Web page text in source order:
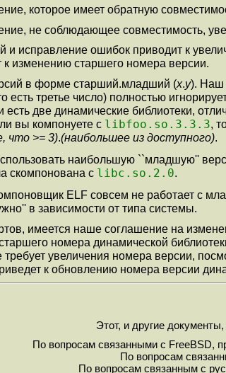
которое имеет обратную
не соблюдающее совместимость,
и исправление ошибок приводит к
изменению старшего номера версии.
в форме старший.младший (x.y). Наш
есть третье число) полностью
есть две динамические библиотеки,
вы компонуете с libfoo.so.3.3.3,
что >= 3).(наибольшее из доступного).
наибольшую ``младшую''
скомпонована с libc.so.2.0.
ELF совсем не работает с
в зависимости от типа системы.
имеется наше соглашение на
номера динамической
требует увеличения номера версии,
к обновлению номера версии
Этот, и другие
По вопросам связанными с FreeBSD,
По вопросам
По вопросам связанным с